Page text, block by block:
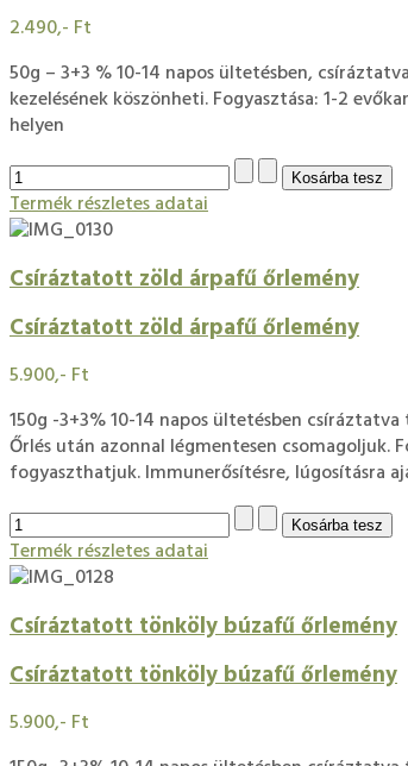
2.490,- Ft
50g – 3+3 % 10-14 napos ültetésben,
kezelésének köszönheti. Fogyasztása: 1-2
helyen
Termék részletes adatai
Csíráztatott zöld árpafű őrlemény
Csíráztatott zöld árpafű őrlemény
5.900,- Ft
150g -3+3% 10-14 napos ültetésben
Őrlés után azonnal légmentesen csomagoljuk.
fogyaszthatjuk. Immunerősítésre, lúgosításra
Termék részletes adatai
Csíráztatott tönköly búzafű őrlemény
Csíráztatott tönköly búzafű őrlemény
5.900,- Ft